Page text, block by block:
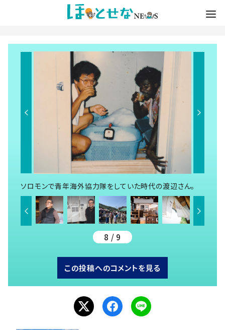
ソロモンで青年海外協力隊をしていた時代の渡辺さん。
8 / 9
この投稿へのコメントを見る